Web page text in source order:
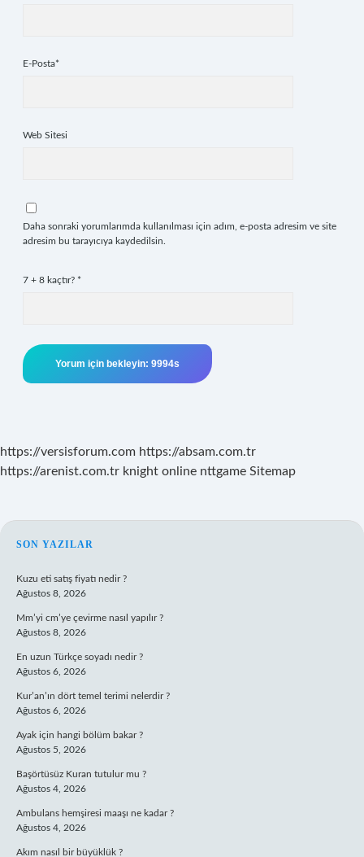
E-Posta*
Web Sitesi
Daha sonraki yorumlarımda kullanılması için adım, e-posta adresim ve site
adresim bu tarayıcıya kaydedilsin.
7 + 8 kaçtır? *
https://versisforum.com https://absam.com.tr
https://arenist.com.tr knight online nttgame Sitemap
SIDEBAR
SON YAZILAR
Kuzu eti satış fiyatı nedir ?
Ağustos 8, 2026
Mm’yi cm’ye çevirme nasıl yapılır ?
Ağustos 8, 2026
En uzun Türkçe soyadı nedir ?
Ağustos 6, 2026
Kur’an’ın dört temel terimi nelerdir ?
Ağustos 6, 2026
Ayak için hangi bölüm bakar ?
Ağustos 5, 2026
Başörtüsüz Kuran tutulur mu ?
Ağustos 4, 2026
Ambulans hemşiresi maaşı ne kadar ?
Ağustos 4, 2026
Akım nasıl bir büyüklük ?